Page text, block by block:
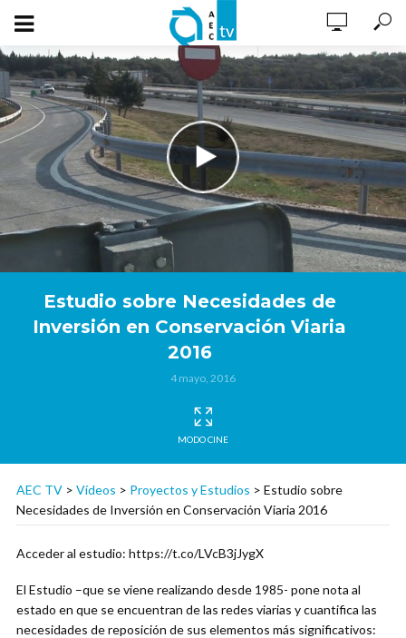
Estudio sobre Necesidades de
Inversión en Conservación Viaria
2016
4 mayo, 2016
MODO CINE
AEC TV > Vídeos > Proyectos y Estudios > Estudio sobre
Necesidades de Inversión en Conservación Viaria 2016
Acceder al estudio: https://t.co/LVcB3jJygX
El Estudio –que se viene realizando desde 1985- pone nota al
estado en que se encuentran de las redes viarias y cuantifica las
necesidades de reposición de sus elementos más significativos: